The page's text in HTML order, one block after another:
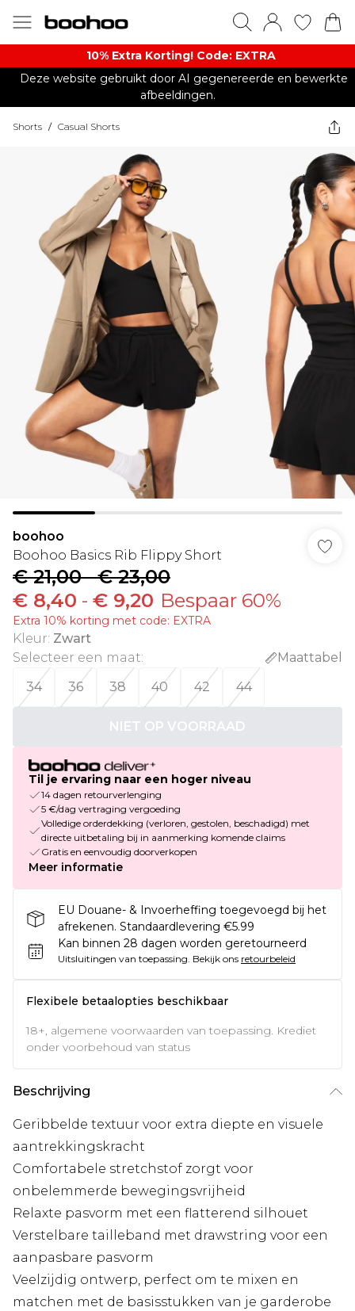
10% Extra Korting! Code: EXTRA​
Deze website gebruikt door AI gegenereerde en bewerkte
afbeeldingen.
Shorts / Casual Shorts
boohoo
Boohoo Basics Rib Flippy Short
€ 21,00-€ 23,00
€ 8,40 - € 9,20 Bespaar 60%
Extra 10% korting met code: EXTRA
Kleur: Zwart
Selecteer een maat:
Maattabel
34
36 38 40 42 44
NIET OP VOORRAAD
Til je ervaring naar een hoger niveau
14 dagen retourverlenging
5 €/dag vertraging vergoeding
Volledige orderdekking (verloren, gestolen, beschadigd) met
directe uitbetaling bij in aanmerking komende claims
Gratis en eenvoudig doorverkopen
Meer informatie
EU Douane- & Invoerheffing toegevoegd bij het
afrekenen. Standaardlevering €5.99
Kan binnen 28 dagen worden geretourneerd
Uitsluitingen van toepassing. Bekijk ons retourbeleid
Flexibele betaalopties beschikbaar
18+, algemene voorwaarden van toepassing. Krediet
onder voorbehoud van status
Beschrijving
Geribbelde textuur voor extra diepte en visuele
aantrekkingskracht
Comfortabele stretchstof zorgt voor
onbelemmerde bewegingsvrijheid
Relaxte pasvorm met een flatterend silhouet
Verstelbare tailleband met drawstring voor een
aanpasbare pasvorm
Veelzijdig ontwerp, perfect om te mixen en
matchen met de basisstukken van je garderobe